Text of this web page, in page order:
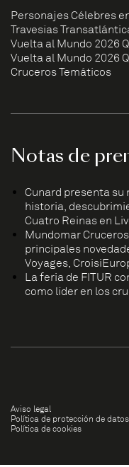
Personajes Célebres
Travesías
Vuelta al Mundo 2026
Vuelta al Mundo 2026
Cruceros Temáticos
Notas de
Cunard presenta su
historia,
Cuatro Reinas en
Mundomar
principales
Voyages,
La feria de FITUR
como líder en los
Aviso legal
Política de protección de
Política de cookies